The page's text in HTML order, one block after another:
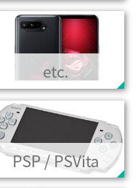
etc.
PSP / PSVita